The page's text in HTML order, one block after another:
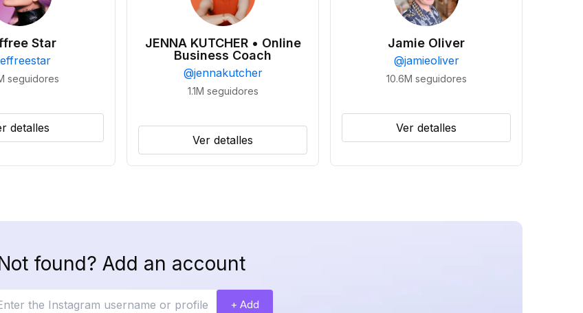
Star
seguidores
detalles
JENNA KUTCHER • Online
Business Coach
@jennakutcher
1.1M seguidores
Ver detalles
Jamie Oliver
@jamieoliver
10.6M seguidores
Ver detalles
found? Add an account
+ Add